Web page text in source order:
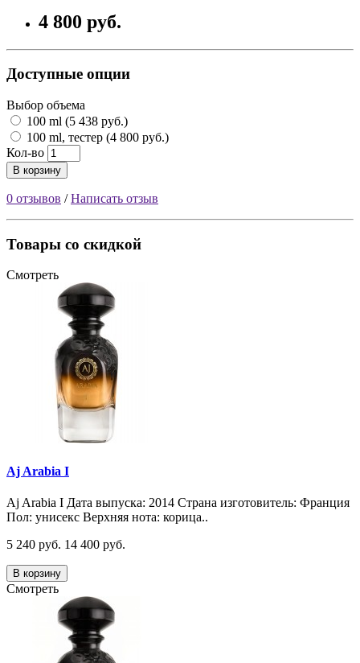
4 800 руб.
Доступные опции
Выбор объема
100 ml (5 438 руб.)
100 ml, тестер (4 800 руб.)
Кол-во
В корзину
0 отзывов /Написать отзыв
Товары со скидкой
Смотреть
Aj Arabia I
Aj Arabia I Дата выпуска: 2014 Страна изготовитель: Франция
Пол: унисекс Верхняя нота: корица..
5 240 руб. 14 400 руб.
В корзину
Смотреть